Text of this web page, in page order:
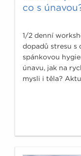
co s
1/2 denní
dopadů stresu s
spánkovou
únavu, jak na
mysli i těla?